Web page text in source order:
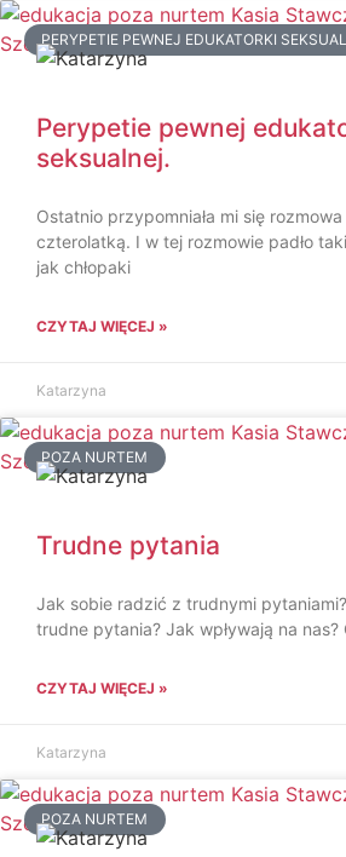
PERYPETIE PEWNEJ EDUKATORKI
Perypetie pewnej
seksualnej.
Ostatnio przypomniała mi się
czterolatką. I w tej rozmowie padło
jak chłopaki
CZYTAJ WIĘCEJ »
Katarzyna
POZA NURTEM
Trudne pytania
Jak sobie radzić z trudnymi
trudne pytania? Jak wpływają na nas?
CZYTAJ WIĘCEJ »
Katarzyna
POZA NURTEM